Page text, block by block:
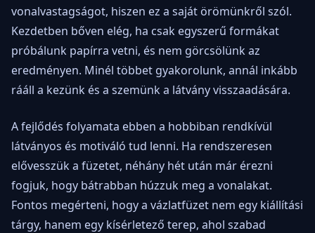
vonalvastagságot, hiszen ez a saját örömünkről szól.
Kezdetben bőven elég, ha csak egyszerű formákat
próbálunk papírra vetni, és nem görcsölünk az
eredményen. Minél többet gyakorolunk, annál inkább
rááll a kezünk és a szemünk a látvány visszaadására.
A fejlődés folyamata ebben a hobbiban rendkívül
látványos és motiváló tud lenni. Ha rendszeresen
elővesszük a füzetet, néhány hét után már érezni
fogjuk, hogy bátrabban húzzuk meg a vonalakat.
Fontos megérteni, hogy a vázlatfüzet nem egy kiállítási
tárgy, hanem egy kísérletező terep, ahol szabad